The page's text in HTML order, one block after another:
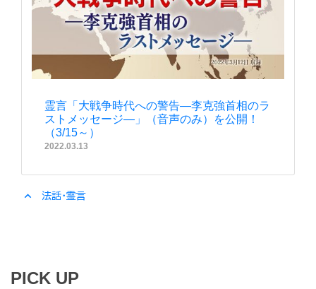
霊言「大戦争時代への警告—李克強首相のラ
ストメッセージ—」（音声のみ）を公開！
（3/15～）
2022.03.13
expand_less 法話・霊言
PICK UP